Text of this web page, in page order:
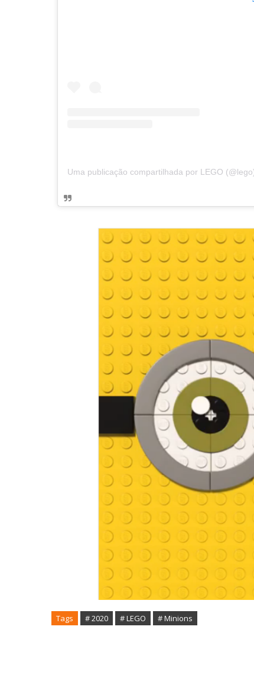
Uma publicação compartilhada por LEGO
Tags # 2020 # LEGO # Minions